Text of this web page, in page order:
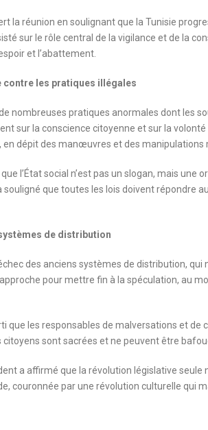
la réunion en soulignant que la Tunisie
sur le rôle central de la vigilance et de la
et l’abattement.
contre les pratiques illégales
nombreuses pratiques anormales dont les
sur la conscience citoyenne et sur la
en dépit des manœuvres et des manipulations
que l’État social n’est pas un slogan, mais
souligné que toutes les lois doivent
de distribution
des anciens systèmes de distribution,
pour mettre fin à la spéculation, au
que les responsables de malversations et
citoyens sont sacrées et ne peuvent être
a affirmé que la révolution législative
couronnée par une révolution culturelle qui